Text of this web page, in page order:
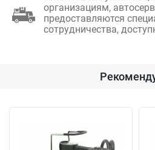
организациям,
предоставляются
сотрудничества,